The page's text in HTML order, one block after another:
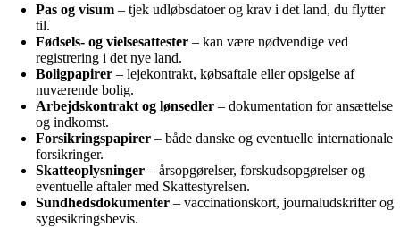
Pas og visum – tjek udløbsdatoer og krav i det land, du flytter
til.
Fødsels- og vielsesattester – kan være nødvendige ved
registrering i det nye land.
Boligpapirer – lejekontrakt, købsaftale eller opsigelse af
nuværende bolig.
Arbejdskontrakt og lønsedler – dokumentation for ansættelse
og indkomst.
Forsikringspapirer – både danske og eventuelle internationale
forsikringer.
Skatteoplysninger – årsopgørelser, forskudsopgørelser og
eventuelle aftaler med Skattestyrelsen.
Sundhedsdokumenter – vaccinationskort, journaludskrifter og
sygesikringsbevis.